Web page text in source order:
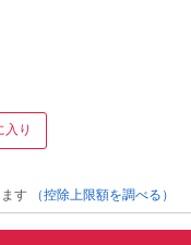
入り
す
（控除上限額を調べる）